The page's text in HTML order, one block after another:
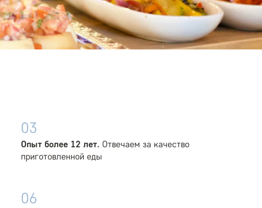
03
Опыт более 12 лет. Отвечаем за качество
приготовленной еды
06